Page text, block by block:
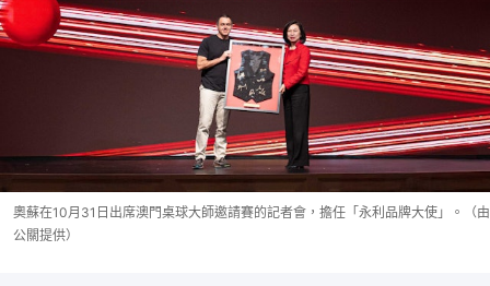
奧蘇在10月31日出席澳門桌球大師邀請賽的記者會，擔任「永利品牌大使」。（由
公關提供）